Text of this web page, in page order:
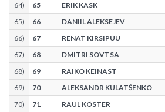
64) 65
ERIK KASK
65) 66
DANIIL ALEKSEJEV
66) 67
RENAT KIRSIPUU
67) 68
DMITRI SOVTSA
68) 69
RAIKO KEINAST
69) 70
ALEKSANDR KULATŠENKO
70) 71
RAUL KÖSTER